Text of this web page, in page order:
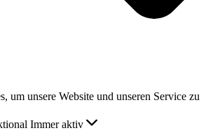
um unsere Website und unseren Service zu
Immer aktiv